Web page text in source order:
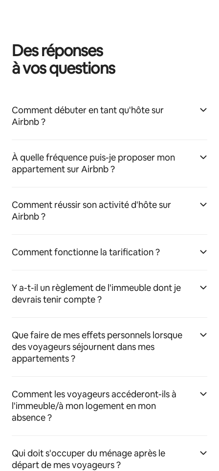
Des réponses
à vos questions
Comment débuter en tant qu'hôte sur
Airbnb ?
À quelle fréquence puis-je proposer mon
appartement sur Airbnb ?
Comment réussir son activité d'hôte sur
Airbnb ?
Comment fonctionne la tarification ?
Y a-t-il un règlement de l'immeuble dont je
devrais tenir compte ?
Que faire de mes effets personnels lorsque
des voyageurs séjournent dans mes
appartements ?
Comment les voyageurs accéderont-ils à
l'immeuble/à mon logement en mon
absence ?
Qui doit s'occuper du ménage après le
départ de mes voyageurs ?